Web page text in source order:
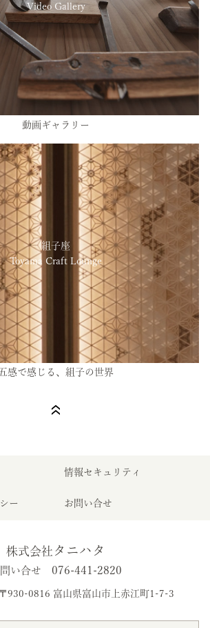
Video Gallery
動画ギャラリー
組子座
Toyama Craft Lounge
五感で感じる、組子の世界
情報セキュリティ
ー お問い合せ
株式会社 タニハタ
い合せ 076-441-2820
930-0816 富山県富山市上赤江町1-7-3